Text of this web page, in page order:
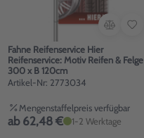
Fahne Reifenservice Hier
Reifenservice: Motiv Reifen & Felge H
300 x B 120cm
Artikel-Nr: 2773034
Mengenstaffelpreis verfügbar
ab 62,48 € 1-2 Werktage